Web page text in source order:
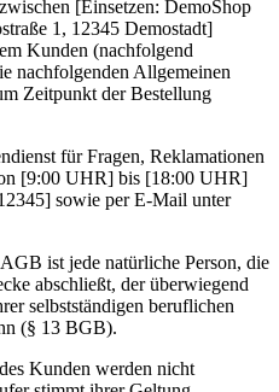
[Einsetzen: DemoShop
1, 12345 Demostadt]
Kunden (nachfolgend
nachfolgenden Allgemeinen
Zeitpunkt der Bestellung
für Fragen, Reklamationen
[9:00 UHR] bis [18:00 UHR]
sowie per E-Mail unter
ist jede natürliche Person, die
abschließt, der überwiegend
selbstständigen beruflichen
(§ 13 BGB).
Kunden werden nicht